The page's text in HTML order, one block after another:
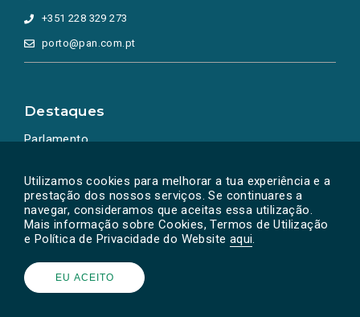
Utilizamos cookies para melhorar a tua experiência e a
prestação dos nossos serviços. Se continuares a
navegar, consideramos que aceitas essa utilização.
Mais informação sobre Cookies, Termos de Utilização
e Política de Privacidade do Website aqui.
EU ACEITO
+351 228 329 273
porto@pan.com.pt
Destaques
Parlamento
Powered by © PAN 2026